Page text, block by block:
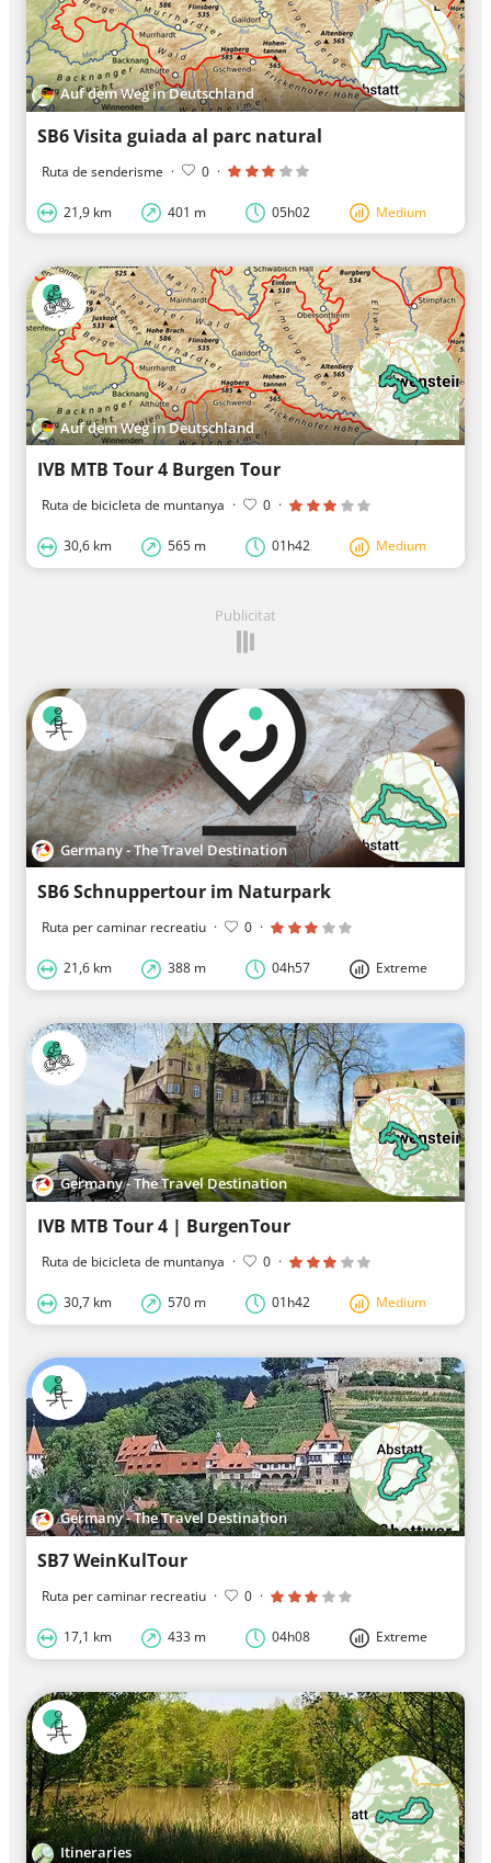
Auf dem Weg in Deutschland
SB6 Visita guiada al parc natural
Ruta de senderisme · 0 ·
21,9 km 401 m 05h02 Medium
Auf dem Weg in Deutschland
IVB MTB Tour 4 Burgen Tour
Ruta de bicicleta de muntanya · 0 ·
30,6 km 565 m 01h42 Medium
Publicitat
Germany - The Travel Destination
SB6 Schnuppertour im Naturpark
Ruta per caminar recreatiu · 0 ·
21,6 km 388 m 04h57 Extreme
Germany - The Travel Destination
IVB MTB Tour 4 | BurgenTour
Ruta de bicicleta de muntanya · 0 ·
30,7 km 570 m 01h42 Medium
Germany - The Travel Destination
SB7 WeinKulTour
Ruta per caminar recreatiu · 0 ·
17,1 km 433 m 04h08 Extreme
Itineraries